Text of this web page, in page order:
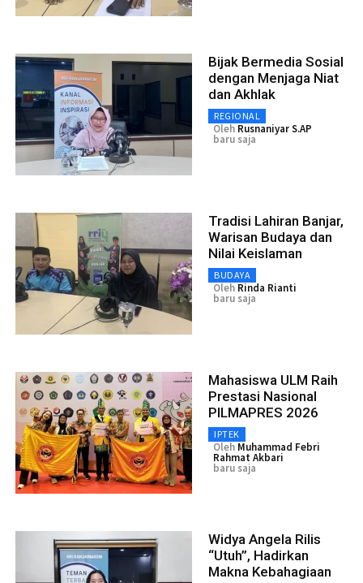
Bijak Bermedia Sosial
dengan Menjaga Niat
dan Akhlak
REGIONAL
Oleh Rusnaniyar S.AP
baru saja
Tradisi Lahiran Banjar,
Warisan Budaya dan
Nilai Keislaman
BUDAYA
Oleh Rinda Rianti
baru saja
Mahasiswa ULM Raih
Prestasi Nasional
PILMAPRES 2026
IPTEK
Oleh Muhammad Febri
Rahmat Akbari
baru saja
Widya Angela Rilis
“Utuh”, Hadirkan
Makna Kebahagiaan